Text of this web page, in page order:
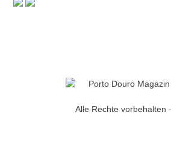
Alle Rechte vorbehalten